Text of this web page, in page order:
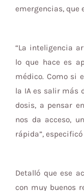
emergencias,
“La inteligencia
lo que hace es
médico. Como si
la IA es salir más
dosis, a pensar
nos da acceso,
rápida”,
Detalló que ese
con muy buenos